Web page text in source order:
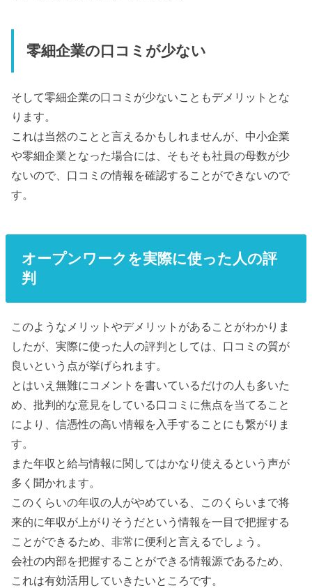
零細企業の口コミが少ない
そして零細企業の口コミが少ないこともデメリットとな
ります。
これは当然のことと言えるかもしれませんが、中小企業
や零細企業となった場合には、そもそも社員の母数が少
ないので、口コミの情報を確認することができないので
す。
オープンワークを実際に使った人の評
判
このようなメリットやデメリットがあることがわかりま
したが、実際に使った人の評判としては、口コミの質が
良いという点が挙げられます。
とはいえ無難にコメントを書いているだけの人も多いた
め、批判的な意見をしている口コミに焦点を当てること
により、信憑性の高い情報を入手することにも繋がりま
す。
また年収と給与情報に関してはかなり使えるという声が
多く聞かれます。
このくらいの年収の人がやめている、このくらいまで将
来的に年収が上がりそうだという情報を一目で把握する
ことができるため、非常に便利と言えるでしょう。
会社の内部を把握することができる情報源であるため、
これは有効活用していきたいところです。